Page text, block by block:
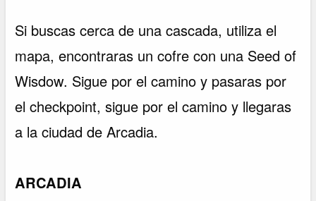
Si buscas cerca de una cascada, utiliza el
mapa, encontraras un cofre con una Seed of
Wisdow. Sigue por el camino y pasaras por
el checkpoint, sigue por el camino y llegaras
a la ciudad de Arcadia.
ARCADIA